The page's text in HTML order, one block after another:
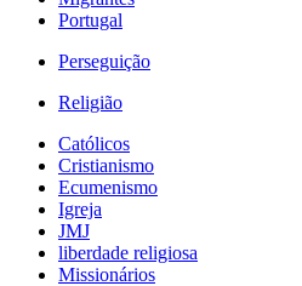
Portugal
Perseguição
Religião
Católicos
Cristianismo
Ecumenismo
Igreja
JMJ
liberdade religiosa
Missionários